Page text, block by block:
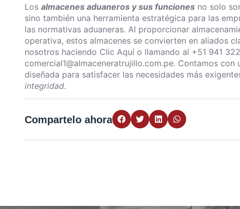
Los almacenes aduaneros y sus funciones no solo
sino también una herramienta estratégica para las
las normativas aduaneras. Al proporcionar
operativa, estos almacenes se convierten en aliados
nosotros haciendo Clic Aquí o llamando al +51 941
comercial1@almaceneratrujillo.com.pe. Contamos con
diseñada para satisfacer las necesidades más
integridad.
Compartelo ahora